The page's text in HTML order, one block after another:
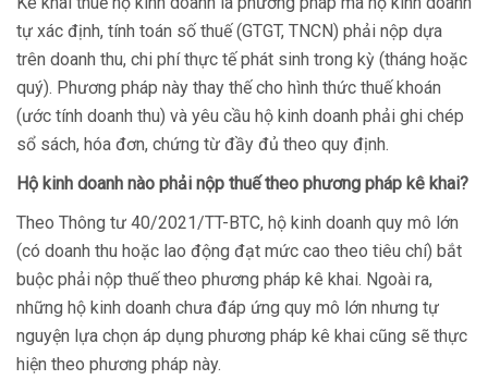
tự xác định, tính toán số thuế (GTGT, TNCN) phải nộp dựa
trên doanh thu, chi phí thực tế phát sinh trong kỳ (tháng hoặc
quý). Phương pháp này thay thế cho hình thức thuế khoán
(ước tính doanh thu) và yêu cầu hộ kinh doanh phải ghi chép
sổ sách, hóa đơn, chứng từ đầy đủ theo quy định.
Hộ kinh doanh nào phải nộp thuế theo phương pháp kê khai?
Theo Thông tư 40/2021/TT-BTC, hộ kinh doanh quy mô lớn
(có doanh thu hoặc lao động đạt mức cao theo tiêu chí) bắt
buộc phải nộp thuế theo phương pháp kê khai. Ngoài ra,
những hộ kinh doanh chưa đáp ứng quy mô lớn nhưng tự
nguyện lựa chọn áp dụng phương pháp kê khai cũng sẽ thực
hiện theo phương pháp này.